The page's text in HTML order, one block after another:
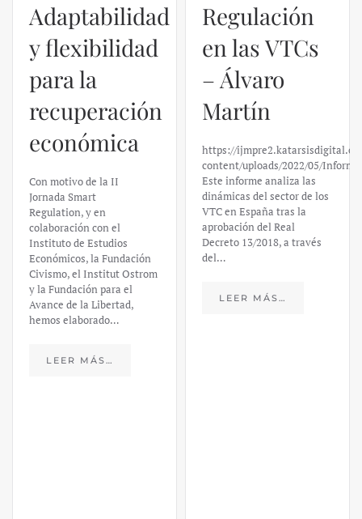
Adaptabilidad
y flexibilidad
para la
recuperación
económica
Con motivo de la II
Jornada Smart
Regulation, y en
colaboración con el
Instituto de Estudios
Económicos, la Fundación
Civismo, el Institut Ostrom
y la Fundación para el
Avance de la Libertad,
hemos elaborado…
LEER MÁS…
Regulación
en las VTCs
– Álvaro
Martín
https://
content/uploads/2022/05/
Este informe analiza las
dinámicas del sector de los
VTC en España tras la
aprobación del Real
Decreto 13/2018, a través
del…
LEER MÁS…